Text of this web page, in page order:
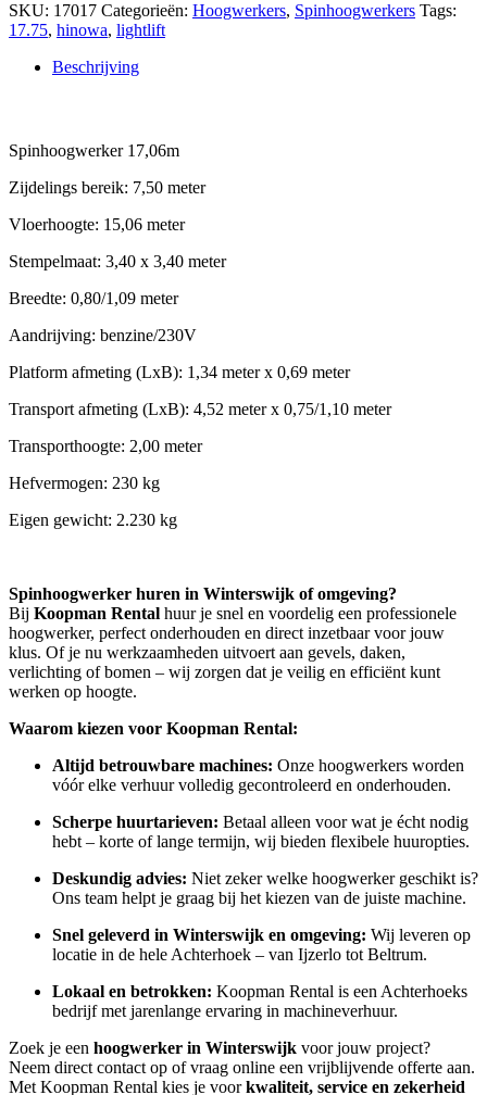
SKU: 17017 Categorieën: Hoogwerkers, Spinhoogwerkers Tags:
17.75, hinowa, lightlift
Beschrijving
Spinhoogwerker 17,06m
Zijdelings bereik: 7,50 meter
Vloerhoogte: 15,06 meter
Stempelmaat: 3,40 x 3,40 meter
Breedte: 0,80/1,09 meter
Aandrijving: benzine/230V
Platform afmeting (LxB): 1,34 meter x 0,69 meter
Transport afmeting (LxB): 4,52 meter x 0,75/1,10 meter
Transporthoogte: 2,00 meter
Hefvermogen: 230 kg
Eigen gewicht: 2.230 kg
Spinhoogwerker huren in Winterswijk of omgeving?
Bij Koopman Rental huur je snel en voordelig een professionele
hoogwerker, perfect onderhouden en direct inzetbaar voor jouw
klus. Of je nu werkzaamheden uitvoert aan gevels, daken,
verlichting of bomen – wij zorgen dat je veilig en efficiënt kunt
werken op hoogte.
Waarom kiezen voor Koopman Rental:
Altijd betrouwbare machines: Onze hoogwerkers worden
vóór elke verhuur volledig gecontroleerd en onderhouden.
Scherpe huurtarieven: Betaal alleen voor wat je écht nodig
hebt – korte of lange termijn, wij bieden flexibele huuropties.
Deskundig advies: Niet zeker welke hoogwerker geschikt is?
Ons team helpt je graag bij het kiezen van de juiste machine.
Snel geleverd in Winterswijk en omgeving: Wij leveren op
locatie in de hele Achterhoek – van Ijzerlo tot Beltrum.
Lokaal en betrokken: Koopman Rental is een Achterhoeks
bedrijf met jarenlange ervaring in machineverhuur.
Zoek je een hoogwerker in Winterswijk voor jouw project?
Neem direct contact op of vraag online een vrijblijvende offerte aan.
Met Koopman Rental kies je voorkwaliteit, service en zekerheid